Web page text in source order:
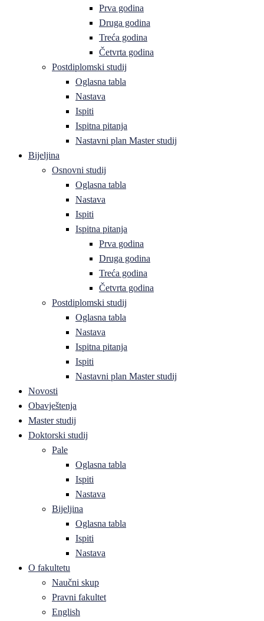
Prva godina
Druga godina
Treća godina
Četvrta godina
Postdiplomski studij
Oglasna tabla
Nastava
Ispiti
Ispitna pitanja
Nastavni plan Master studij
Bijeljina
Osnovni studij
Oglasna tabla
Nastava
Ispiti
Ispitna pitanja
Prva godina
Druga godina
Treća godina
Četvrta godina
Postdiplomski studij
Oglasna tabla
Nastava
Ispitna pitanja
Ispiti
Nastavni plan Master studij
Novosti
Obavještenja
Master studij
Doktorski studij
Pale
Oglasna tabla
Ispiti
Nastava
Bijeljina
Oglasna tabla
Ispiti
Nastava
O fakultetu
Naučni skup
Pravni fakultet
English